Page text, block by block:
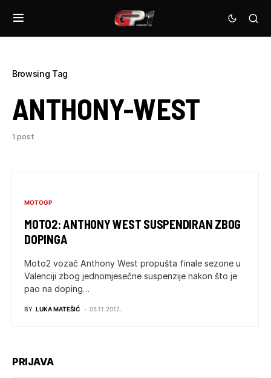
Browsing Tag
ANTHONY-WEST
1 post
MOTOGP
MOTO2: ANTHONY WEST SUSPENDIRAN ZBOG
DOPINGA
Moto2 vozač Anthony West propušta finale sezone u
Valenciji zbog jednomjesečne suspenzije nakon što je
pao na doping…
BY LUKA MATEŠIĆ 05.11.2012.
PRIJAVA